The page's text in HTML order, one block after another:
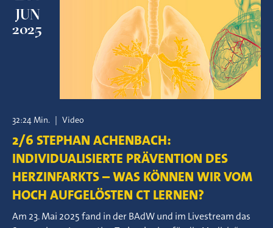
JUN
2025
32:24 Min. | Video
2/6 STEPHAN ACHENBACH:
INDIVIDUALISIERTE PRÄVENTION DES
HERZINFARKTS – WAS KÖNNEN WIR VOM
HOCH AUFGELÖSTEN CT LERNEN?
Am 23. Mai 2025 fand in der BAdW und im Livestream das